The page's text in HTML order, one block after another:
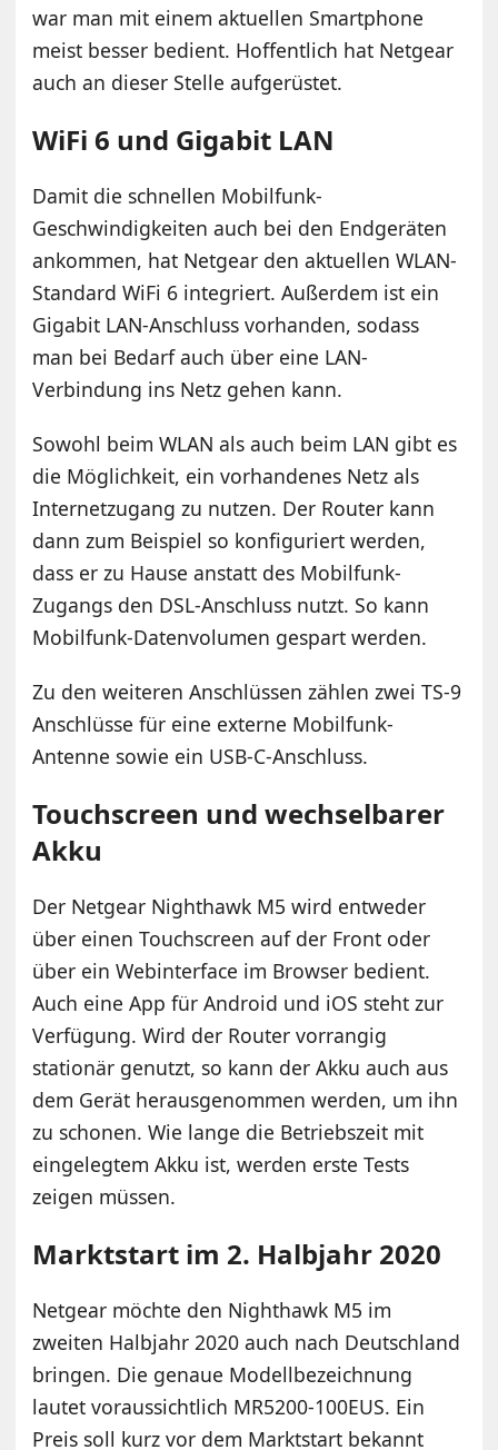
war man mit einem aktuellen Smartphone
meist besser bedient. Hoffentlich hat Netgear
auch an dieser Stelle aufgerüstet.
WiFi 6 und Gigabit LAN
Damit die schnellen Mobilfunk-
Geschwindigkeiten auch bei den Endgeräten
ankommen, hat Netgear den aktuellen WLAN-
Standard WiFi 6 integriert. Außerdem ist ein
Gigabit LAN-Anschluss vorhanden, sodass
man bei Bedarf auch über eine LAN-
Verbindung ins Netz gehen kann.
Sowohl beim WLAN als auch beim LAN gibt es
die Möglichkeit, ein vorhandenes Netz als
Internetzugang zu nutzen. Der Router kann
dann zum Beispiel so konfiguriert werden,
dass er zu Hause anstatt des Mobilfunk-
Zugangs den DSL-Anschluss nutzt. So kann
Mobilfunk-Datenvolumen gespart werden.
Zu den weiteren Anschlüssen zählen zwei TS-9
Anschlüsse für eine externe Mobilfunk-
Antenne sowie ein USB-C-Anschluss.
Touchscreen und wechselbarer
Akku
Der Netgear Nighthawk M5 wird entweder
über einen Touchscreen auf der Front oder
über ein Webinterface im Browser bedient.
Auch eine App für Android und iOS steht zur
Verfügung. Wird der Router vorrangig
stationär genutzt, so kann der Akku auch aus
dem Gerät herausgenommen werden, um ihn
zu schonen. Wie lange die Betriebszeit mit
eingelegtem Akku ist, werden erste Tests
zeigen müssen.
Marktstart im 2. Halbjahr 2020
Netgear möchte den Nighthawk M5 im
zweiten Halbjahr 2020 auch nach Deutschland
bringen. Die genaue Modellbezeichnung
lautet voraussichtlich MR5200-100EUS. Ein
Preis soll kurz vor dem Marktstart bekannt